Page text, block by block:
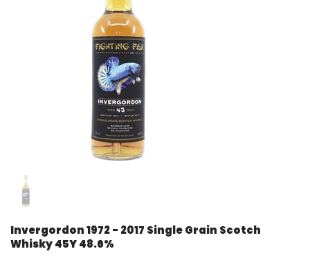
Invergordon 1972 - 2017 Single Grain Scotch
Whisky 45Y 48.6%